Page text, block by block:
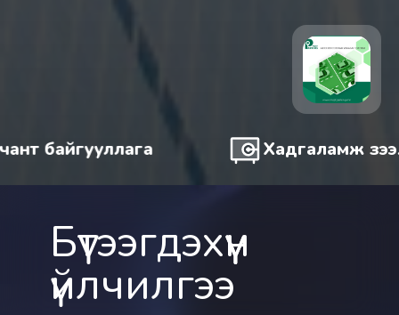
Хадгаламж зээлийн
Бүтээгдэхүүн
үйлчилгээ